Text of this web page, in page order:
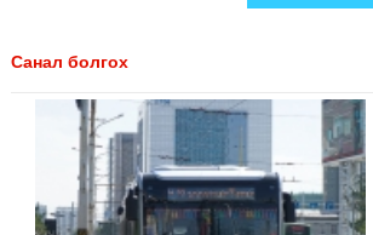
Санал болгох